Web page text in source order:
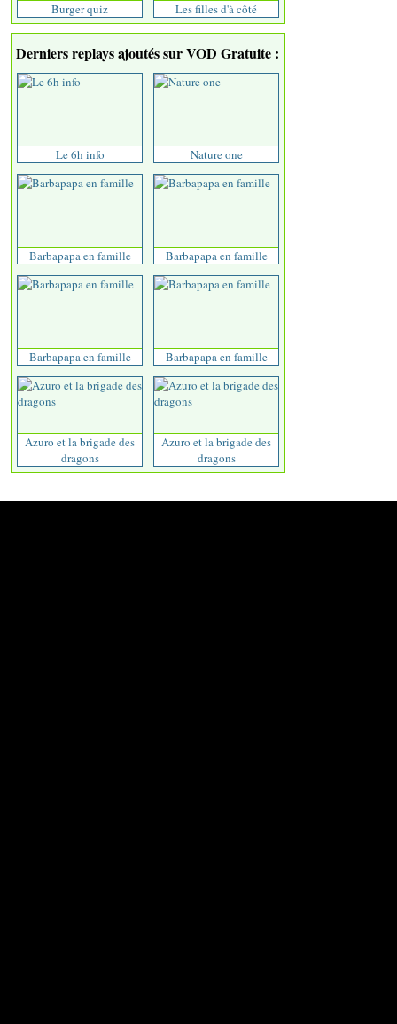
Burger quiz Les filles d'à côté
Derniers replays ajoutés sur VOD Gratuite :
Le 6h info Nature one
Barbapapa en famille Barbapapa en famille
Barbapapa en famille Barbapapa en famille
Azuro et la brigade des
dragons
Azuro et la brigade des
dragons